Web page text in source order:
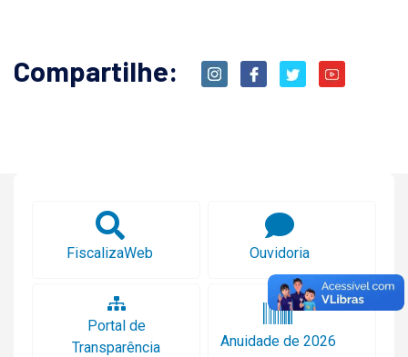
Compartilhe:
FiscalizaWeb Ouvidoria
Portal de
Transparência
Anuidade de 2026